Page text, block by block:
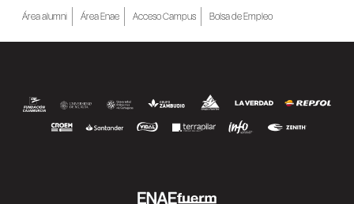
Área alumni Área Enae Acceso Campus Bolsa de Empleo